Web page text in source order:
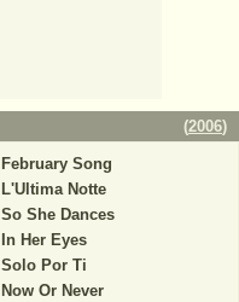
(2006)
February Song
L'Ultima Notte
So She Dances
In Her Eyes
Solo Por Ti
Now Or Never